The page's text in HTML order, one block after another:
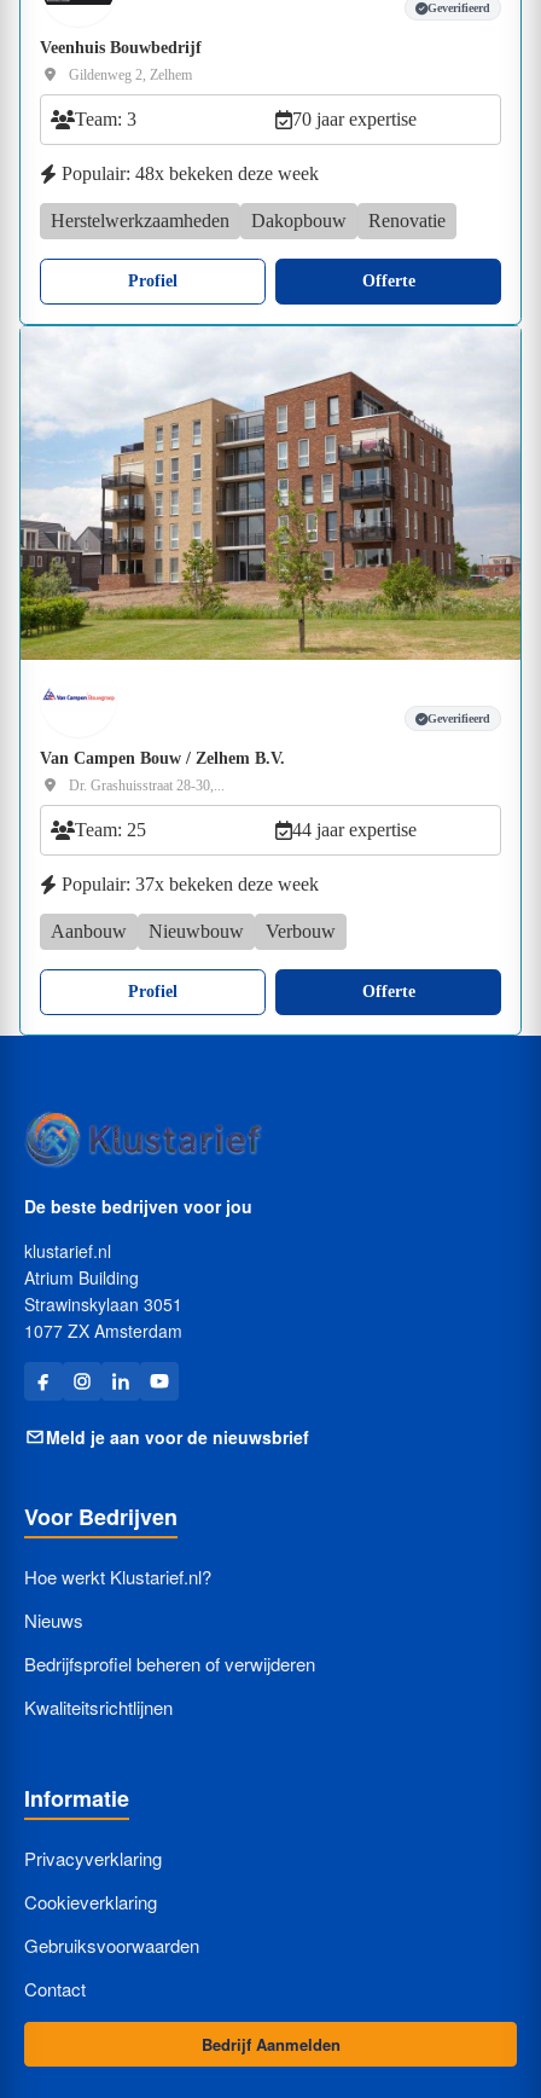
Geverifieerd
Veenhuis Bouwbedrijf
Gildenweg 2, Zelhem
Team: 3 70 jaar expertise
Populair: 48x bekeken deze week
Herstelwerkzaamheden Dakopbouw Renovatie
Profiel Offerte
Geverifieerd
Van Campen Bouw / Zelhem B.V.
Dr. Grashuisstraat 28-30,...
Team: 25 44 jaar expertise
Populair: 37x bekeken deze week
Aanbouw Nieuwbouw Verbouw
Profiel Offerte
De beste bedrijven voor jou
klustarief.nl
Atrium Building
Strawinskylaan 3051
1077 ZX Amsterdam
Meld je aan voor de nieuwsbrief
Voor Bedrijven
Hoe werkt Klustarief.nl?
Nieuws
Bedrijfsprofiel beheren of verwijderen
Kwaliteitsrichtlijnen
Informatie
Privacyverklaring
Cookieverklaring
Gebruiksvoorwaarden
Contact
Bedrijf Aanmelden